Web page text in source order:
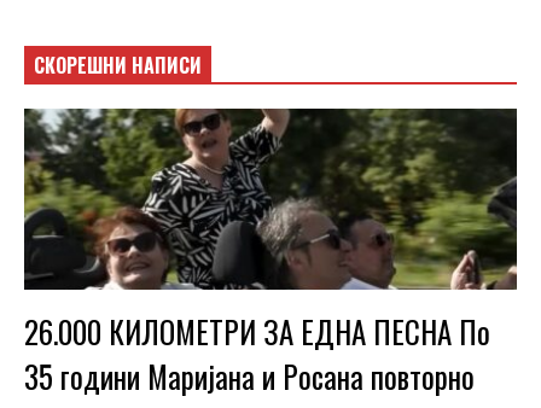
СКОРЕШНИ НАПИСИ
26.000 КИЛОМЕТРИ ЗА ЕДНА ПЕСНА По
35 години Маријана и Росана повторно